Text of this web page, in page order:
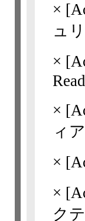
×
ュ
×
×
ィ
×
×
ク